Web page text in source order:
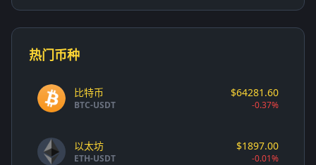
热门币种
比特币
BTC-USDT
$64281.60
-0.37%
以太坊
ETH-USDT
$1897.00
-0.01%